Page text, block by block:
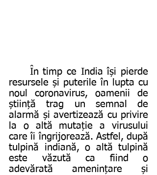
resursele și puterile în lupta cu
noul coronavirus, oamenii de
știință trag un semnal de
alarmă și avertizează cu privire
la o altă mutație a virusului
care îi îngrijorează. Astfel, după
tulpină indiană, o altă tulpină
este văzută ca fiind o
adevărată amenințare și